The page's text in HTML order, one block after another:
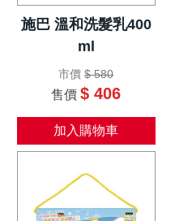
施巴 溫和洗髮乳400
ml
市價 $ 580
售價 $ 406
加入購物車